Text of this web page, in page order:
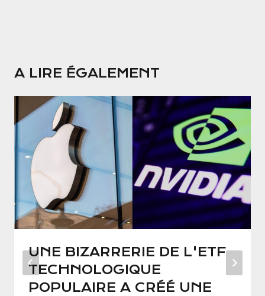
A LIRE ÉGALEMENT
UNE BIZARRERIE DE L'ETF
TECHNOLOGIQUE
POPULAIRE A CRÉÉ UNE